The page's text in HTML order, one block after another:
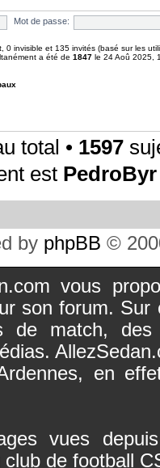
Mot de passe:
0 invisible et 135 invités (basé sur les
a été de 1847 le 24 Aoû 2025,
total • 1597
est PedroByr
by phpBB ©
vous
son forum.
de match, des
en
vues
de football